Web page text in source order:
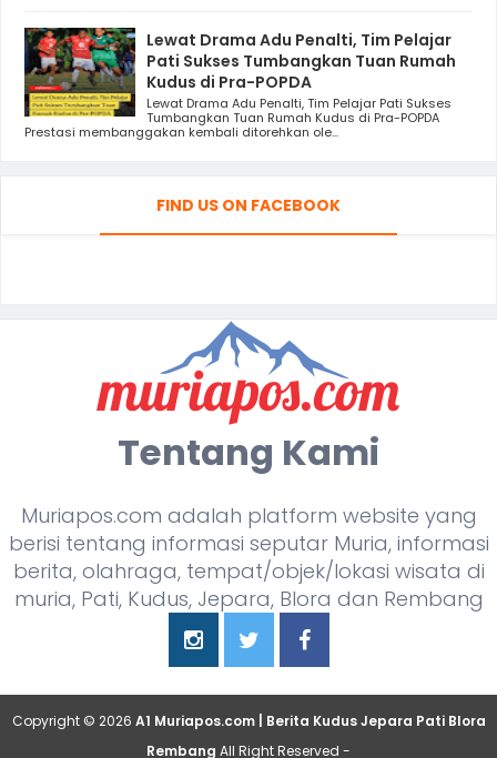
Lewat Drama Adu Penalti, Tim Pelajar
Pati Sukses Tumbangkan Tuan Rumah
Kudus di Pra-POPDA
Lewat Drama Adu Penalti, Tim Pelajar Pati Sukses
Tumbangkan Tuan Rumah Kudus di Pra-POPDA
Prestasi membanggakan kembali ditorehkan ole...
FIND US ON FACEBOOK
Tentang Kami
Muriapos.com adalah platform website yang
berisi tentang informasi seputar Muria, informasi
berita, olahraga, tempat/objek/lokasi wisata di
muria, Pati, Kudus, Jepara, Blora dan Rembang
Copyright © 2026 A1 Muriapos.com | Berita Kudus Jepara Pati Blora
Rembang All Right Reserved -